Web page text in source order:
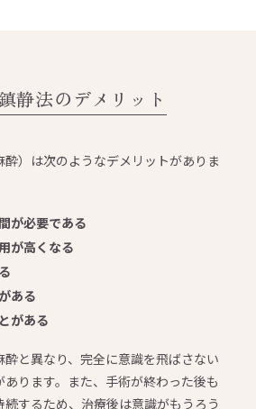
静法のデメリット
）は次のようなデメリットがありま
が必要である
が高くなる
ある
がある
と異なり、完全に意識を飛ばさない
ります。また、手術が終わった後も
続するため、治療後は意識がもうろう